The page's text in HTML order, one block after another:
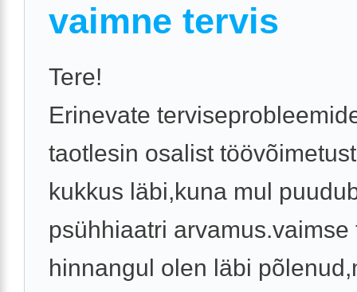
vaimne tervis
Tere!
Erinevate
taotlesin osalist
kukkus läbi,kuna mul
psühhiaatri arvamus.vaimse
hinnangul olen läbi